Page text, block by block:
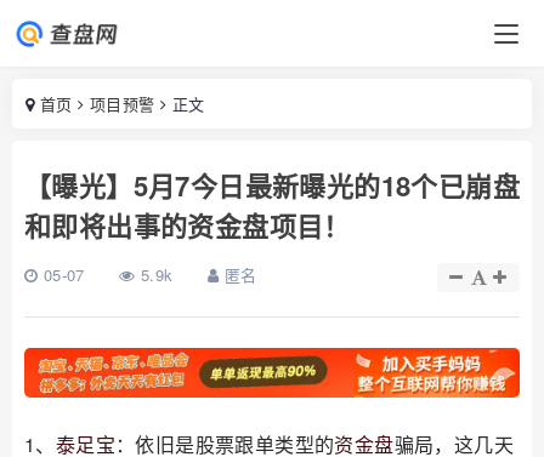
首页 项目预警 正文
【曝光】5月7今日最新曝光的18个已崩盘
和即将出事的资金盘项目！
05-07 5.9k 匿名
1、 泰足宝：依旧是股票跟单类型的资金盘骗局，这几天